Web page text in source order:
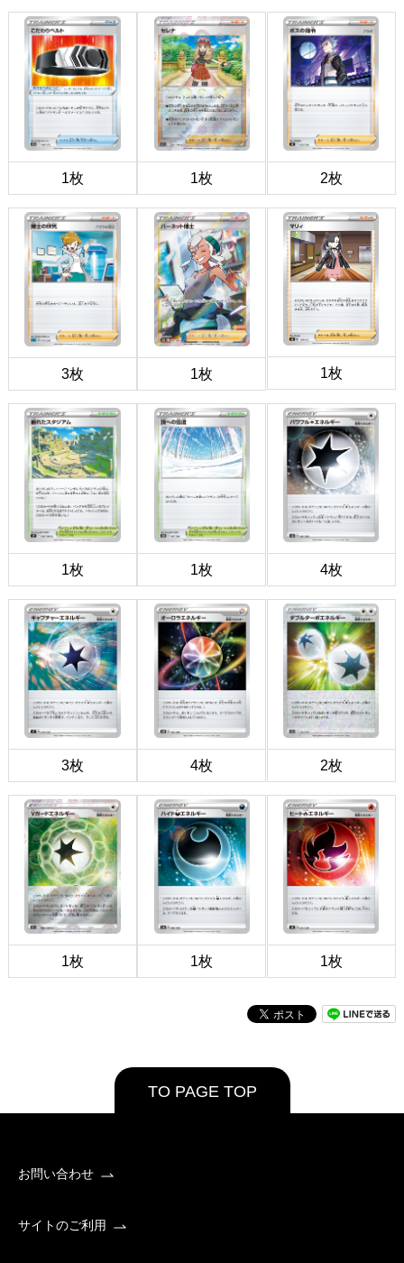
1枚 1枚 2枚
3枚 1枚 1枚
1枚 1枚 4枚
3枚 4枚 2枚
1枚 1枚 1枚
TO PAGE TOP
お問い合わせ
サイトのご利用